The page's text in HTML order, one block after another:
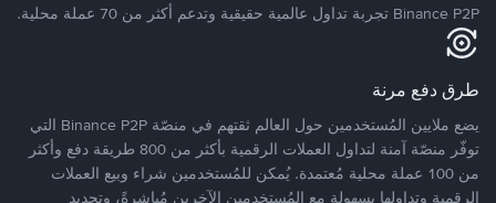
Binance P2P تجربة تداول عالمية حقيقية وتدعم أكثر من 70 عملة محلية.
طرق دفع مرنة
يضع ملايين المُستخدمين حول العالم ثقتهم في منصّة Binance P2P التي
توفّر منصّة آمنة لتداول العملات الرقمية بأكثر من 800 طريقة دفع وأكثر
من 100 عملة محلية مُعتمدة. يُمكن للمُستخدمين شراء وبيع العملات
الرقمية وتداولها بسهولة مع المُستخدمين الآخرين مُباشرةً، وتحديد